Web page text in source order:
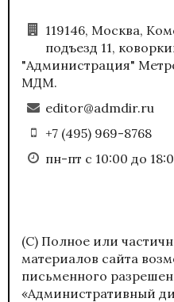
119146, Москва,
подъезд 11,
"Администрация"
МДМ.
editor@admdir.ru
+7 (495) 969-8768
пн-пт с 10:00 до
(С) Полное или
материалов сайта
письменного
«Административный